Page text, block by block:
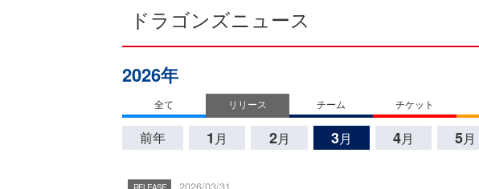
ドラゴンズニュース
2026年
全て リリース チーム チケット
前年 1 月 2月 3月 4月 5月